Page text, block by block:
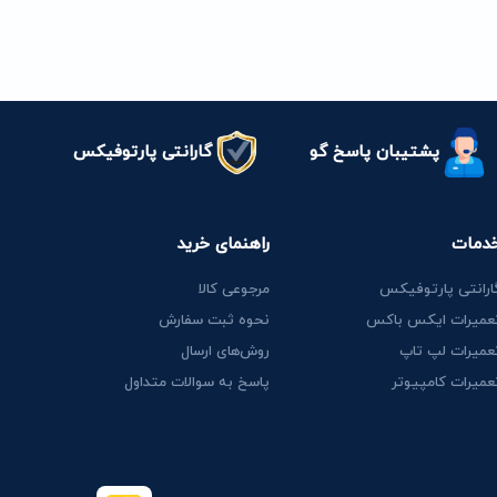
پشتیبان پاسخ گو گارانتی پارتوفیکس
پارتوفیکس
ایکس باکس
لپ تاپ
کامپیوتر
راهنمای خرید
مرجوعی کالا
نحوه ثبت سفارش
روش‌های ارسال
پاسخ به سوالات متداول